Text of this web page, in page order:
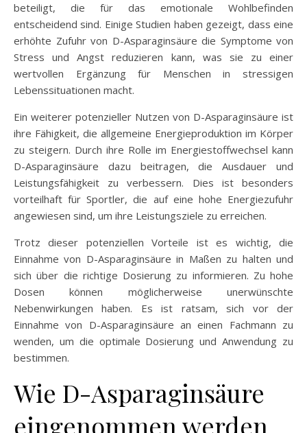
beteiligt, die für das emotionale Wohlbefinden
entscheidend sind. Einige Studien haben gezeigt, dass eine
erhöhte Zufuhr von D-Asparaginsäure die Symptome von
Stress und Angst reduzieren kann, was sie zu einer
wertvollen Ergänzung für Menschen in stressigen
Lebenssituationen macht.
Ein weiterer potenzieller Nutzen von D-Asparaginsäure ist
ihre Fähigkeit, die allgemeine Energieproduktion im Körper
zu steigern. Durch ihre Rolle im Energiestoffwechsel kann
D-Asparaginsäure dazu beitragen, die Ausdauer und
Leistungsfähigkeit zu verbessern. Dies ist besonders
vorteilhaft für Sportler, die auf eine hohe Energiezufuhr
angewiesen sind, um ihre Leistungsziele zu erreichen.
Trotz dieser potenziellen Vorteile ist es wichtig, die
Einnahme von D-Asparaginsäure in Maßen zu halten und
sich über die richtige Dosierung zu informieren. Zu hohe
Dosen können möglicherweise unerwünschte
Nebenwirkungen haben. Es ist ratsam, sich vor der
Einnahme von D-Asparaginsäure an einen Fachmann zu
wenden, um die optimale Dosierung und Anwendung zu
bestimmen.
Wie D-Asparaginsäure
eingenommen werden